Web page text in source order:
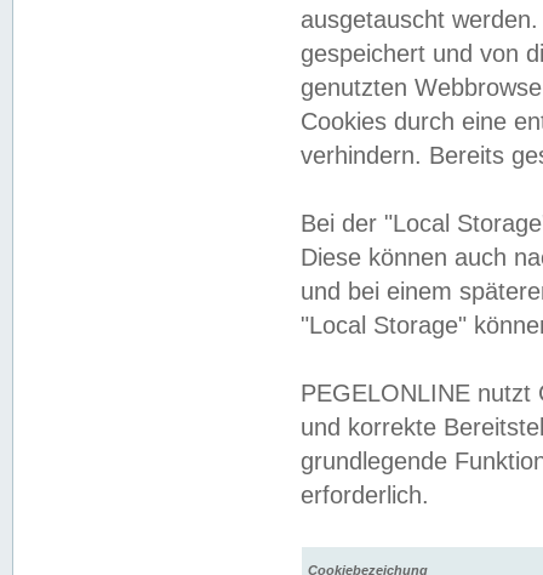
ausgetauscht
gespeichert und von
genutzten
Cookies durch eine
verhindern. Bereits
Bei der "Local
Diese können auch
und bei einem
"Local Storage"
PEGELONLINE nutzt
und korrekte
grundlegende
erforderlich.
Cookiebezeichung